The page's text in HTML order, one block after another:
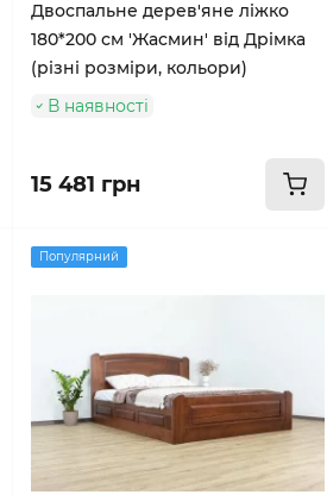
Двоспальне дерев'яне ліжко
180*200 см 'Жасмин' від Дрімка
(різні розміри, кольори)
В наявності
15 481 грн
Популярний